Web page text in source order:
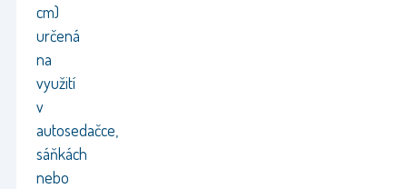
cm)
určená
na
využití
v
autosedačce,
sáňkách
nebo